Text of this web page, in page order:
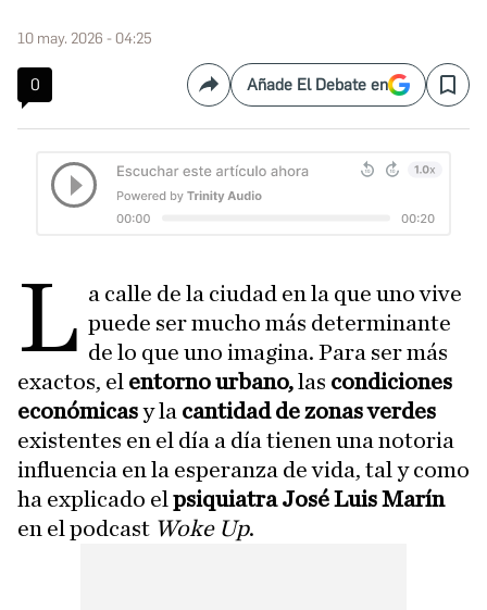
10 may. 2026 - 04:25
0 CompartirAñade El Debate en Save
L a calle de la ciudad en la que uno vive
puede ser mucho más determinante
de lo que uno imagina. Para ser más
exactos, el entorno urbano,las condiciones
económicasy la cantidad de zonas verdes
existentes en el día a día tienen una notoria
influencia en la esperanza de vida, tal y como
ha explicado el psiquiatra José Luis Marín
en el podcast Woke Up.